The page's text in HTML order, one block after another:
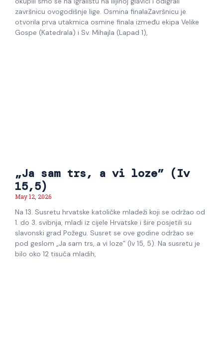
završnicu ovogodišnje lige. Osmina finalaZavršnicu je
otvorila prva utakmica osmine finala između ekipa Velike
Gospe (Katedrala) i Sv. Mihajla (Lapad 1),
„Ja sam trs, a vi loze” (Iv
15,5)
May 12, 2026
Na 13. Susretu hrvatske katoličke mladeži koji se održao od
1. do 3. svibnja, mladi iz cijele Hrvatske i šire posjetili su
slavonski grad Požegu. Susret se ove godine održao se
pod geslom „Ja sam trs, a vi loze” (Iv 15, 5). Na susretu je
bilo oko 12 tisuća mladih,